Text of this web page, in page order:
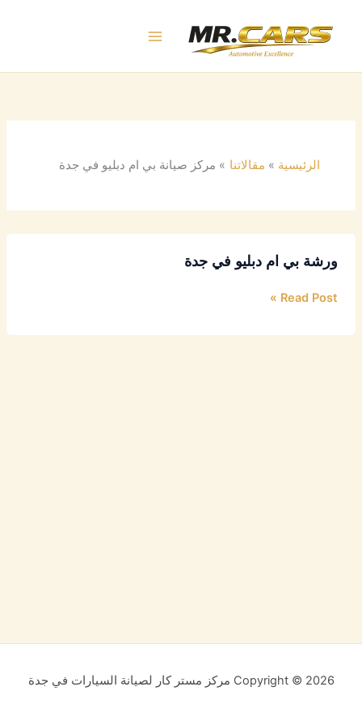
المحتوى
الرئيسية مقالاتنا مركز صيانة بي ام دبليو في جدة
ورشة بي ام دبليو في جدة
Read Post »
Copyright © 2026 مركز مستر كار لصيانة السيارات في جدة